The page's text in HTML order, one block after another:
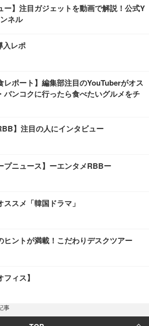
ー】注目ガジェットを動画で解説！公式Y
ネル
入レポ
レポート】編集部注目のYouTuberがオス
バンコクに行ったら食べたいグルメをチ
】注目の人にインタビュー
プニュース】ーエンタメRBBー
スメ「韓国ドラマ」
ヒントが満載！こだわりデスクツアー
フィス】
事